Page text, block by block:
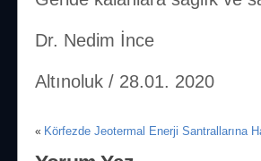
Dr. Nedim İnce
Altınoluk / 28.01. 2020
« Körfezde Jeotermal Enerji Santrallarına